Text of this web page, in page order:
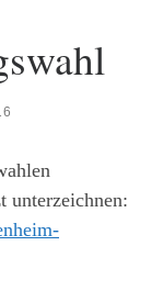
unterzeichnen: